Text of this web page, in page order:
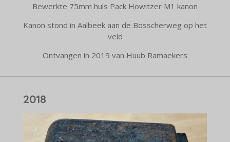
Bewerkte 75mm huls Pack Howitzer M1 kanon
Kanon stond in Aalbeek aan de Bosscherweg op het
veld
Ontvangen in 2019 van Huub Ramaekers
2018